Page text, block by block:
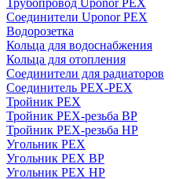
Соединители Uponor PEX
Водорозетка
Кольца для водоснабжения
Кольца для отопления
Соединители для радиаторов
Соединитель PEX-PEX
Тройник PEX
Тройник PEX-резьба ВР
Тройник PEX-резьба НР
Угольник PEX
Угольник PEX ВР
Угольник PEX НР